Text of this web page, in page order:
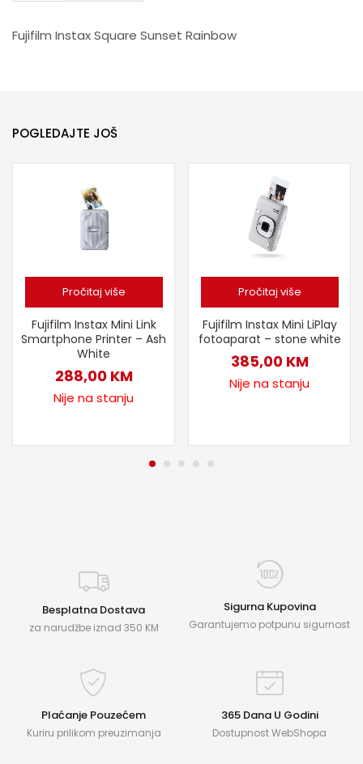
Fujifilm Instax Square Sunset Rainbow
POGLEDAJTE JOŠ
Pročitaj više
Fujifilm Instax Mini Link
Smartphone Printer – Ash
White
288,00 KM
Nije na stanju
Pročitaj više
Fujifilm Instax Mini LiPlay
fotoaparat – stone white
385,00 KM
Nije na stanju
Besplatna Dostava
za narudžbe iznad 350 KM
Sigurna Kupovina
Garantujemo potpunu sigurnost
Plaćanje Pouzećem
Kuriru prilikom preuzimanja
365 Dana U Godini
Dostupnost WebShopa